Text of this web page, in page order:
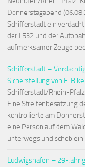
Donnerstagabend
Schifferstadt ein
der L532 und der
aufmerksamer Zeuge
Schifferstadt –
Sicherstellung von E-
Schifferstadt/Rhein-
Eine Streifenbesatzung
kontrollierte am
eine Person auf dem
unterwegs und schob ein
Ludwigshafen – 29-